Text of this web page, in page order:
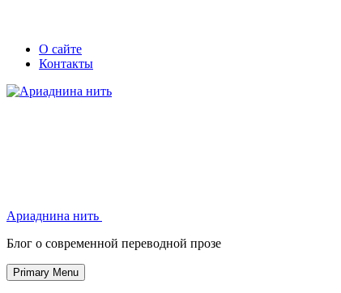
Skip
Secondary
left
navigation
Secondary
right
navigation
О сайте
Контакты
Ариаднина нить
Блог о современной переводной прозе
Primary Menu